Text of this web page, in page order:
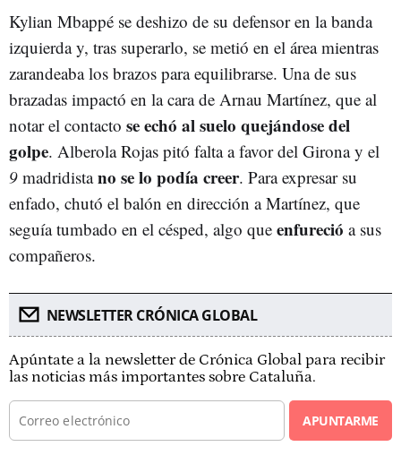
Kylian Mbappé se deshizo de su defensor en la banda
izquierda y, tras superarlo, se metió en el área mientras
zarandeaba los brazos para equilibrarse. Una de sus
brazadas impactó en la cara de Arnau Martínez, que al
notar el contacto se echó al suelo quejándose del
golpe. Alberola Rojas pitó falta a favor del Girona y el
9 madridistano se lo podía creer. Para expresar su
enfado, chutó el balón en dirección a Martínez, que
seguía tumbado en el césped, algo que enfureció a sus
compañeros.
NEWSLETTER CRÓNICA GLOBAL
Apúntate a la newsletter de Crónica Global para recibir
las noticias más importantes sobre Cataluña.
APUNTARME